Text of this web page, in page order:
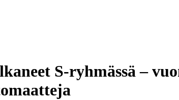
S-ryhmässä –